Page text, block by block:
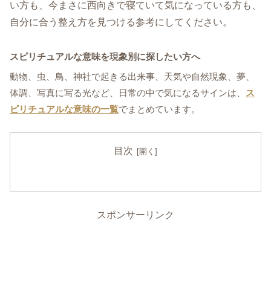
い方も、今まさに西向きで寝ていて気になっている方も、
自分に合う整え方を見つける参考にしてください。
スピリチュアルな意味を現象別に探したい方へ
動物、虫、鳥、神社で起きる出来事、天気や自然現象、夢、
体調、写真に写る光など、日常の中で気になるサインは、
ス
ピリチュアルな意味の一覧でまとめています。
目次
スポンサーリンク